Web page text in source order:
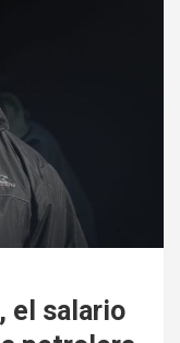
el salario